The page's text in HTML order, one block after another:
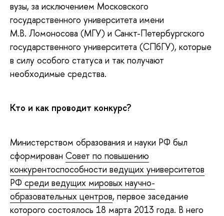
вузы, за исключением Московского
государственного университета имени
М.В. Ломоносова (МГУ) и Санкт-Петербургского
государственного университета (СПбГУ), которые
в силу особого статуса и так получают
необходимые средства.
Кто и как проводит конкурс?
Министерством образования и науки РФ был
сформирован Совет по повышению
конкурентоспособности ведущих университетов
РФ среди ведущих мировых научно-
образовательных центров, первое заседание
которого состоялось 18 марта 2013 года. В него